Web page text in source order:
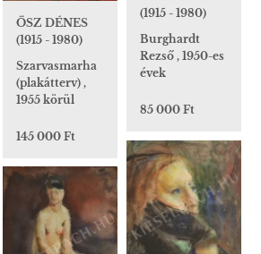
(1915 - 1980)
Burghardt
Rezső , 1950-es
évek
85 000 Ft
ŐSZ DÉNES
(1915 - 1980)
Szarvasmarha
(plakátterv) ,
1955 körül
145 000 Ft